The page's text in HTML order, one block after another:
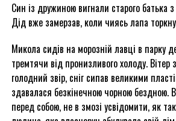
Син із дружиною вигнали старого батька
Дід вже замерзав, коли чиясь лапа
Микола сидів на морозній лавці в парку
тремтячи від пронизливого холоду. Вітер
голодний звір, сніг сипав великими
здавалася безкінечною чорною бездною.
перед собою, не в змозі усвідомити, як